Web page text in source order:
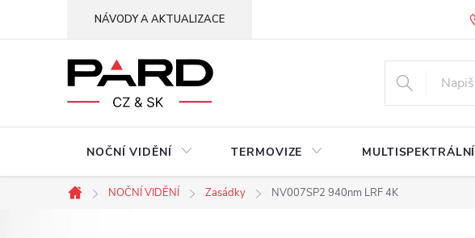
NÁVODY A AKTUALIZACE
NOČNÍ VIDĚNÍ TERMOVIZE MULTISPEKTRÁLNÍ
Domů
NOČNÍ VIDĚNÍ Zasádky NV007SP2 940nm LRF 4K